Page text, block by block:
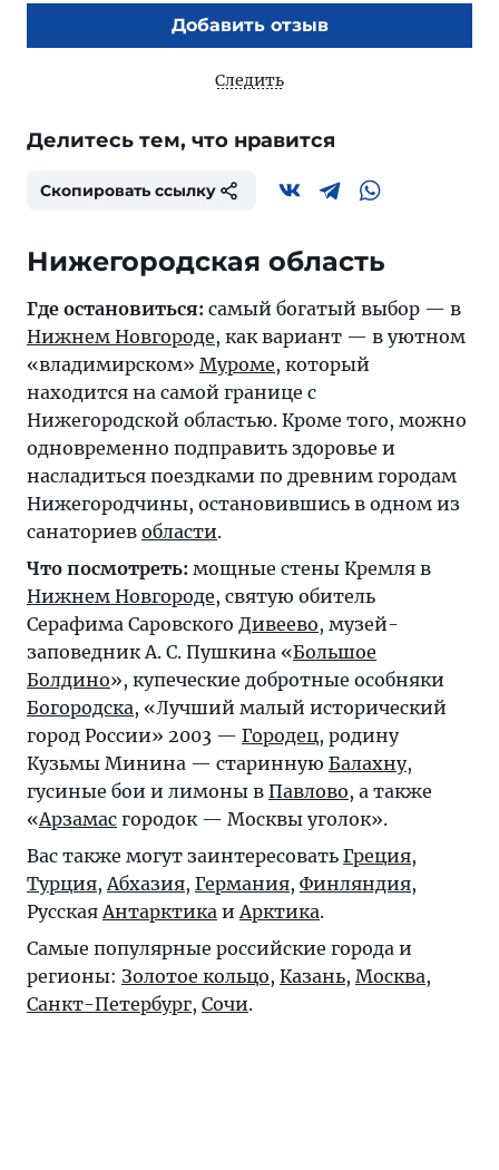
Добавить отзыв
Следить
Делитесь тем, что нравится
Скопировать ссылку
Нижегородская область
Где остановиться: самый богатый выбор — в
Нижнем Новгороде, как вариант — в уютном
«владимирском» Муроме, который
находится на самой границе с
Нижегородской областью. Кроме того, можно
одновременно подправить здоровье и
насладиться поездками по древним городам
Нижегородчины, остановившись в одном из
санаториев области.
Что посмотреть: мощные стены Кремля в
Нижнем Новгороде, святую обитель
Серафима Саровского Дивеево, музей-
заповедник А. С. Пушкина «Большое
Болдино», купеческие добротные особняки
Богородска, «Лучший малый исторический
город России» 2003 — Городец, родину
Кузьмы Минина — старинную Балахну,
гусиные бои и лимоны в Павлово, а также
«Арзамас городок — Москвы уголок».
Вас также могут заинтересовать Греция,
Турция,Абхазия, Германия, Финляндия,
РусскаяАнтарктика иАрктика.
Самые популярные российские города и
регионы: Золотое кольцо, Казань, Москва,
Санкт-Петербург, Сочи.